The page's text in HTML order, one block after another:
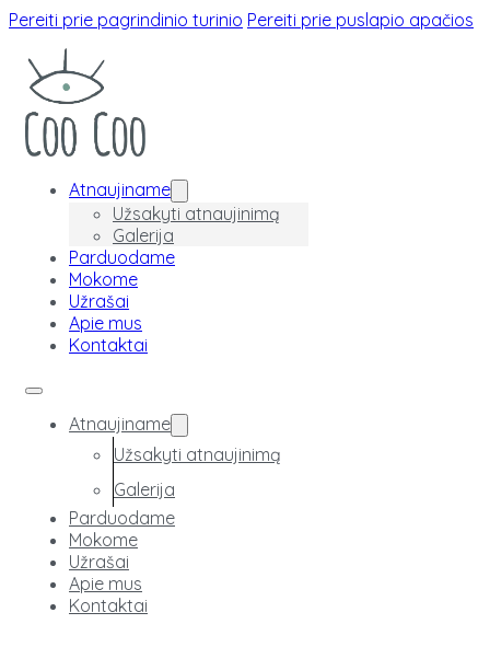
Pereiti prie pagrindinio turinio Pereiti prie puslapio apačios
Atnaujiname
Užsakyti atnaujinimą
Galerija
Parduodame
Mokome
Užrašai
Apie mus
Kontaktai
Atnaujiname
Užsakyti atnaujinimą
Galerija
Parduodame
Mokome
Užrašai
Apie mus
Kontaktai